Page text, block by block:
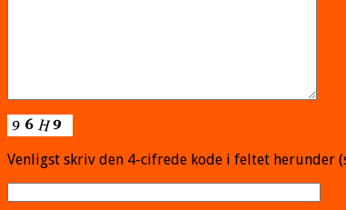
Venligst skriv den 4-cifrede kode i feltet herunder